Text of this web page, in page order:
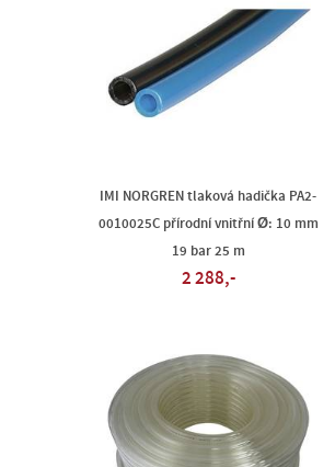
IMI NORGREN tlaková hadička PA2-
0010025C přírodní vnitřní Ø: 10 mm
19 bar 25 m
2 288,-